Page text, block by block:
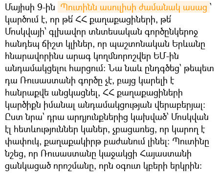
Մայիսի 9-ին Պուտինն ասուլիսի ժամանակ ասաց ՝
կարծում է, որ թե՛ ՀՀ քաղաքացիների, թե՛
Մոսկվայի՝ գլխավոր տնտեսական գործընկերոջ
հանդեպ ճիշտ կլիներ, որ պաշտոնական Երևանը
հնարավորինս արագ կողմնորոշվեր ԵՄ-ին
անդամակցելու հարցում։ Նա նաև ընդգծեց՝ թեպետ
դա Ռուսաստանի գործը չէ, բայց կարելի է
հանրաքվե անցկացնել, ՀՀ քաղաքացիների
կարծիքն իմանալ անդամակցության վերաբերյալ։
Ըստ նրա՝ դրա արդյունքներից կախված՝ Մոսկվան
էլ հետևություններ կաներ, չբացառեց, որ կարող է
փափուկ, քաղաքակիրթ բաժանում լինել։ Պուտինը
նշեց, որ Ռուսաստանը կաջակցի Հայաստանի
ցանկացած որոշմանը, որն օգուտ կբերի երկրին։